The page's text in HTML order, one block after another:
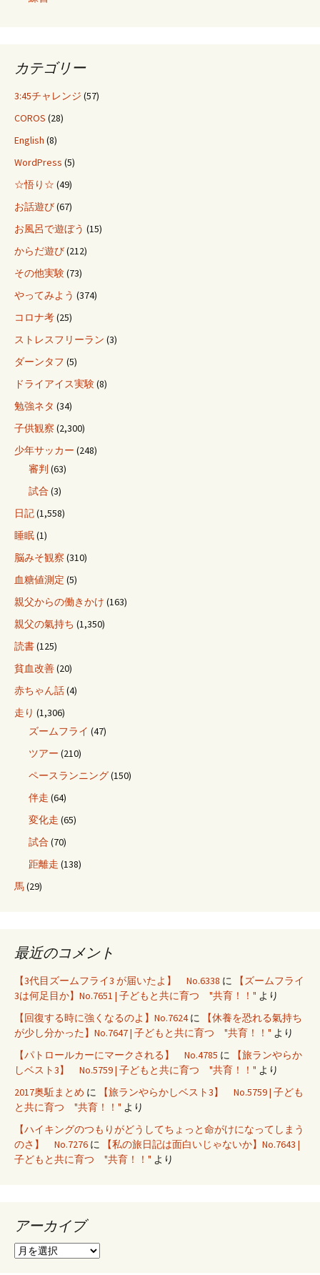
カテゴリー
3:45チャレンジ (57)
COROS (28)
English (8)
WordPress (5)
☆悟り☆ (49)
お話遊び(67)
お風呂で遊ぼう (15)
からだ遊び(212)
その他実験(73)
やってみよう (374)
コロナ考(25)
ストレスフリーラン (3)
ダーンタフ (5)
ドライアイス実験(8)
勉強ネタ (34)
子供観察 (2,300)
少年サッカー (248)
審判 (63)
試合 (3)
日記(1,558)
睡眠(1)
脳みそ観察 (310)
血糖値測定 (5)
親父からの働きかけ (163)
親父の氣持ち (1,350)
読書(125)
貧血改善(20)
赤ちゃん話(4)
走り (1,306)
ズームフライ (47)
ツアー (210)
ペースランニング(150)
伴走 (64)
変化走 (65)
試合 (70)
距離走 (138)
馬(29)
最近のコメント
【3代目ズームフライ3 が届いたよ】 No.6338 に
【ズームフライ
3は何足目か】No.7651 | 子どもと共に育つ "共育！！" より
【回復する時に強くなるのよ】No.7624に
【休養を恐れる氣持ち
が少し分かった】No.7647 | 子どもと共に育つ "共育！！" より
【パトロールカーにマークされる】 No.4785 に
【旅ランやらか
しベスト3】 No.5759 | 子どもと共に育つ "共育！！" より
2017奥駈まとめ に
【旅ランやらかしベスト3】 No.5759 | 子ども
と共に育つ "共育！！" より
【ハイキングのつもりがどうしてちょっと命がけになってしまう
のさ】 No.7276 に
【私の旅日記は面白いじゃないか】No.7643 |
子どもと共に育つ "共育！！" より
アーカイブ
ア